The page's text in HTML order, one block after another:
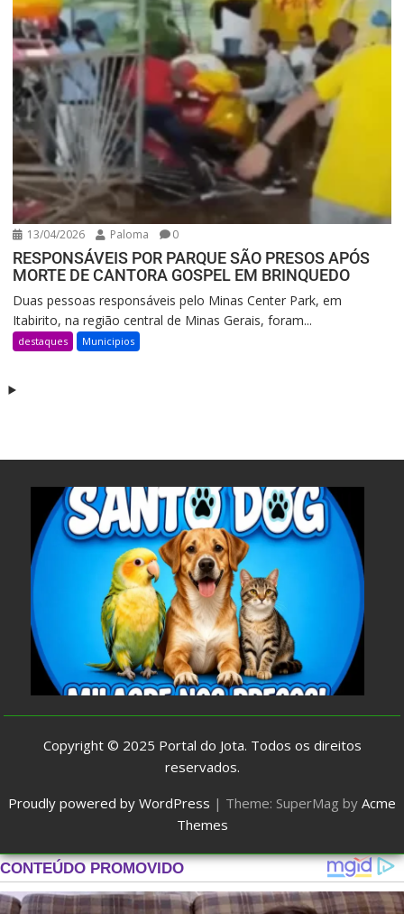
13/04/2026 Paloma 0
RESPONSÁVEIS POR PARQUE SÃO PRESOS APÓS
MORTE DE CANTORA GOSPEL EM BRINQUEDO
Duas pessoas responsáveis pelo Minas Center Park, em
Itabirito, na região central de Minas Gerais, foram...
destaques Municipios
Copyright © 2025 Portal do Jota. Todos os direitos
reservados.
Proudly powered by WordPress | Theme: SuperMag by Acme
Themes